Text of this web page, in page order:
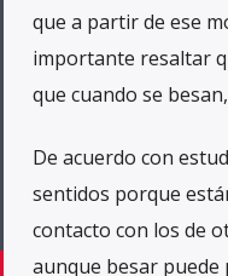
que a partir de ese
importante resaltar
que cuando se
De acuerdo con
sentidos porque
contacto con los de
aunque besar puede